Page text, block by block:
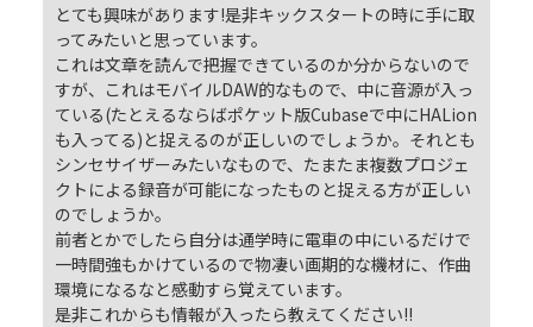
とても興味があります!是非キックスタートの時に手に取
ってみたいと思っています。
これは文章を読んで把握できているのか分からないので
すが、これはモバイルDAW的なもので、中に音源が入っ
ている(たとえるならばポケット版Cubaseで中にHALion
も入ってる)と捉えるのが正しいのでしょうか。それとも
シンセサイザーみたいなもので、たまたま複数プロジェ
クトによる録音が可能になったものと捉える方が正しい
のでしょうか。
前者とかでしたら自分は通学時に電車の中にいるだけで
一時間強もかけているので物凄い画期的な機材に、作曲
環境になるなと感動すら覚えています。
是非これからも情報が入ったら教えてください!!